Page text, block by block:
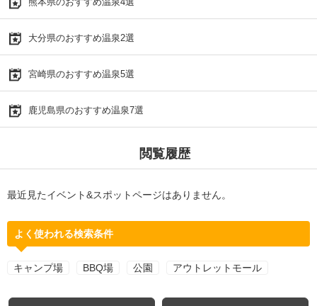
大分県のおすすめ温泉2選
宮崎県のおすすめ温泉5選
鹿児島県のおすすめ温泉7選
閲覧履歴
最近見たイベント&スポットページはありません。
よく使われる検索条件
キャンプ場 BBQ場 公園 アウトレットモール